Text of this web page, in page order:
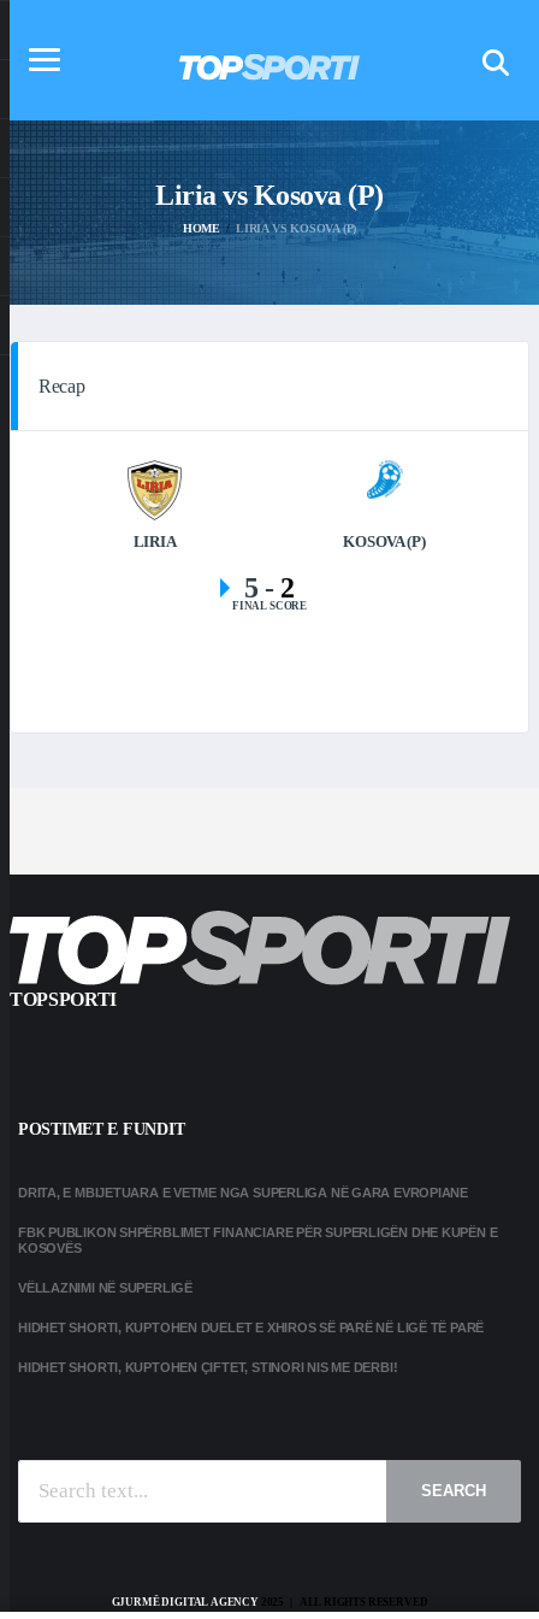
Liria vs Kosova (P)
HOME LIRIA VS KOSOVA (P)
Recap
LIRIA KOSOVA (P)
5- 2
FINAL SCORE
TOPSPORTI
POSTIMET E FUNDIT
DRITA, E MBIJETUARA E VETME NGA SUPERLIGA NË GARA EVROPIANE
FBK PUBLIKON SHPËRBLIMET FINANCIARE PËR SUPERLIGËN DHE KUPËN E
KOSOVËS
VËLLAZNIMI NË SUPERLIGË
HIDHET SHORTI, KUPTOHEN DUELET E XHIROS SË PARË NË LIGË TË PARË
HIDHET SHORTI, KUPTOHEN ÇIFTET, STINORI NIS ME DERBI!
SEARCH
GJURMË DIGITAL AGENCY2025 | ALL RIGHTS RESERVED